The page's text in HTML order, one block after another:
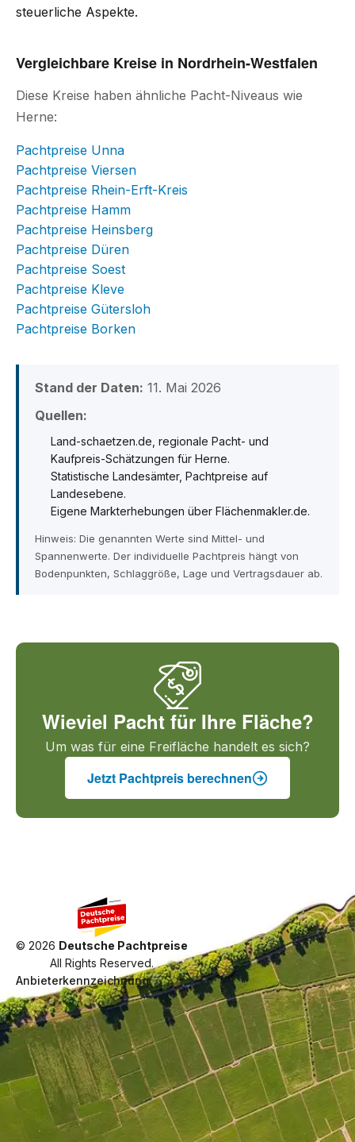
steuerliche Aspekte.
Vergleichbare Kreise in Nordrhein-Westfalen
Diese Kreise haben ähnliche Pacht-Niveaus wie
Herne:
Pachtpreise Unna
Pachtpreise Viersen
Pachtpreise Rhein-Erft-Kreis
Pachtpreise Hamm
Pachtpreise Heinsberg
Pachtpreise Düren
Pachtpreise Soest
Pachtpreise Kleve
Pachtpreise Gütersloh
Pachtpreise Borken
Stand der Daten: 11. Mai 2026
Quellen:
Land-schaetzen.de, regionale Pacht- und
Kaufpreis-Schätzungen für Herne.
Statistische Landesämter, Pachtpreise auf
Landesebene.
Eigene Markterhebungen über Flächenmakler.de.
Hinweis: Die genannten Werte sind Mittel- und
Spannenwerte. Der individuelle Pachtpreis hängt von
Bodenpunkten, Schlaggröße, Lage und Vertragsdauer ab.
Wieviel Pacht für Ihre Fläche?
Um was für eine Freifläche handelt es sich?
Jetzt Pachtpreis berechnen
© 2026 Deutsche Pachtpreise
All Rights Reserved.
Anbieterkennzeichnung